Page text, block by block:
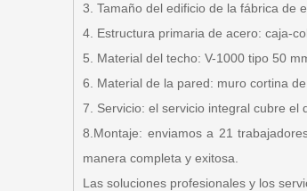
3. Tamaño del edificio de la fábrica de
4. Estructura primaria de acero: caja-
5. Material del techo: V-1000 tipo 50
6. Material de la pared: muro cortina
7. Servicio: el servicio integral cubre el
8 .Montaje: enviamos a 21
manera completa y exitosa.
Las soluciones profesionales y los